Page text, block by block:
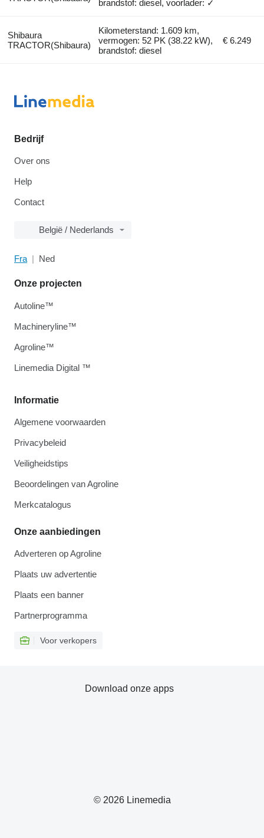
brandstof: diesel, voorlader: ✓
Shibaura
TRACTOR(Shibaura)
Kilometerstand: 1.609 km,
vermogen: 52 PK (38.22 kW),
brandstof: diesel
€ 6.249
Bedrijf
Over ons
Help
Contact
België / Nederlands
Fra Ned
Informatie
Algemene voorwaarden
Privacybeleid
Veiligheidstips
Beoordelingen van Agroline
Merkcatalogus
Onze aanbiedingen
Adverteren op Agroline
Plaats uw advertentie
Plaats een banner
Partnerprogramma
Voor verkopers
Onze projecten
Autoline™
Machineryline™
Agroline™
Linemedia Digital ™
© 2026 Linemedia
Download onze apps